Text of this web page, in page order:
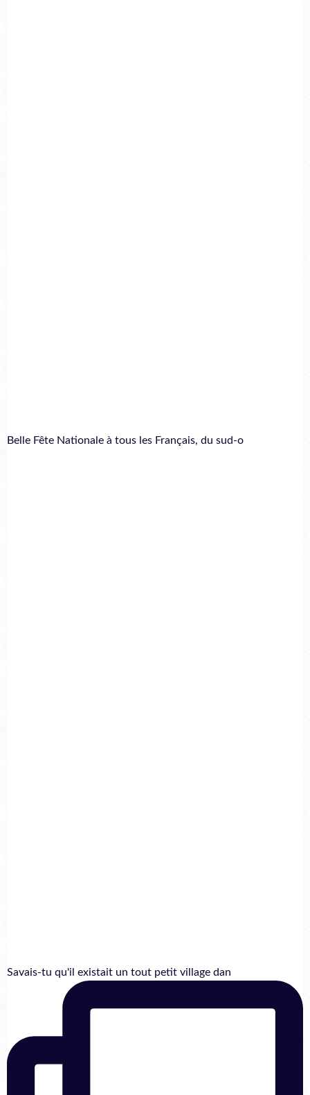
Belle Fête Nationale à tous les Français, du sud-o
Savais-tu qu'il existait un tout petit village dan